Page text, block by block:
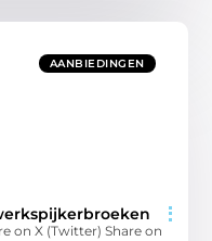
AANBIEDINGEN
on X (Twitter) Share on